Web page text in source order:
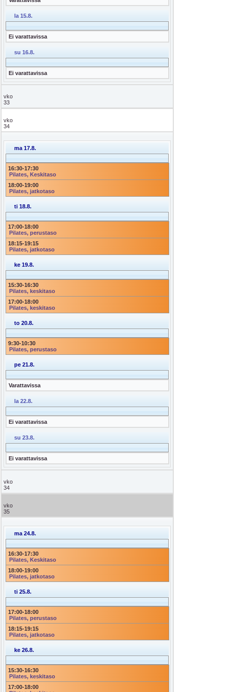
la 15.8.
Ei varattavissa
su 16.8.
Ei varattavissa
vko
33
vko
34
ma 17.8.
16:30-17:30
Pilates, Keskitaso
18:00-19:00
Pilates, jatkotaso
ti 18.8.
17:00-18:00
Pilates, perustaso
18:15-19:15
Pilates, jatkotaso
ke 19.8.
15:30-16:30
Pilates, keskitaso
17:00-18:00
Pilates, keskitaso
to 20.8.
9:30-10:30
Pilates, perustaso
pe 21.8.
Varattavissa
la 22.8.
Ei varattavissa
su 23.8.
Ei varattavissa
vko
34
vko
35
ma 24.8.
16:30-17:30
Pilates, Keskitaso
18:00-19:00
Pilates, jatkotaso
ti 25.8.
17:00-18:00
Pilates, perustaso
18:15-19:15
Pilates, jatkotaso
ke 26.8.
15:30-16:30
Pilates, keskitaso
17:00-18:00